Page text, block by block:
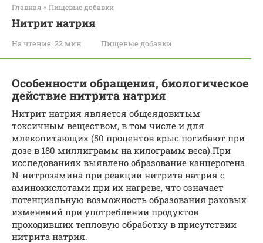
Главная » Пищевые добавки
Нитрит натрия
На чтение: 22 мин Пищевые добавки
Особенности обращения, биологическое
действие нитрита натрия
Нитрит натрия является общеядовитым
токсичным веществом, в том числе и для
млекопитающих (50 процентов крыс погибают при
дозе в 180 миллиграмм на килограмм веса).При
исследованиях выявлено образование канцерогена
N-нитрозамина при реакции нитрита натрия с
аминокислотами при их нагреве, что означает
потенциальную возможность образования раковых
изменений при употреблении продуктов
проходивших тепловую обработку в присутствии
нитрита натрия.